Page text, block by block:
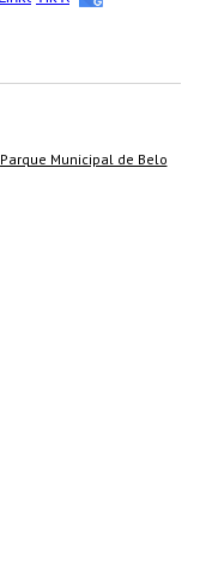
Parque Municipal de Belo